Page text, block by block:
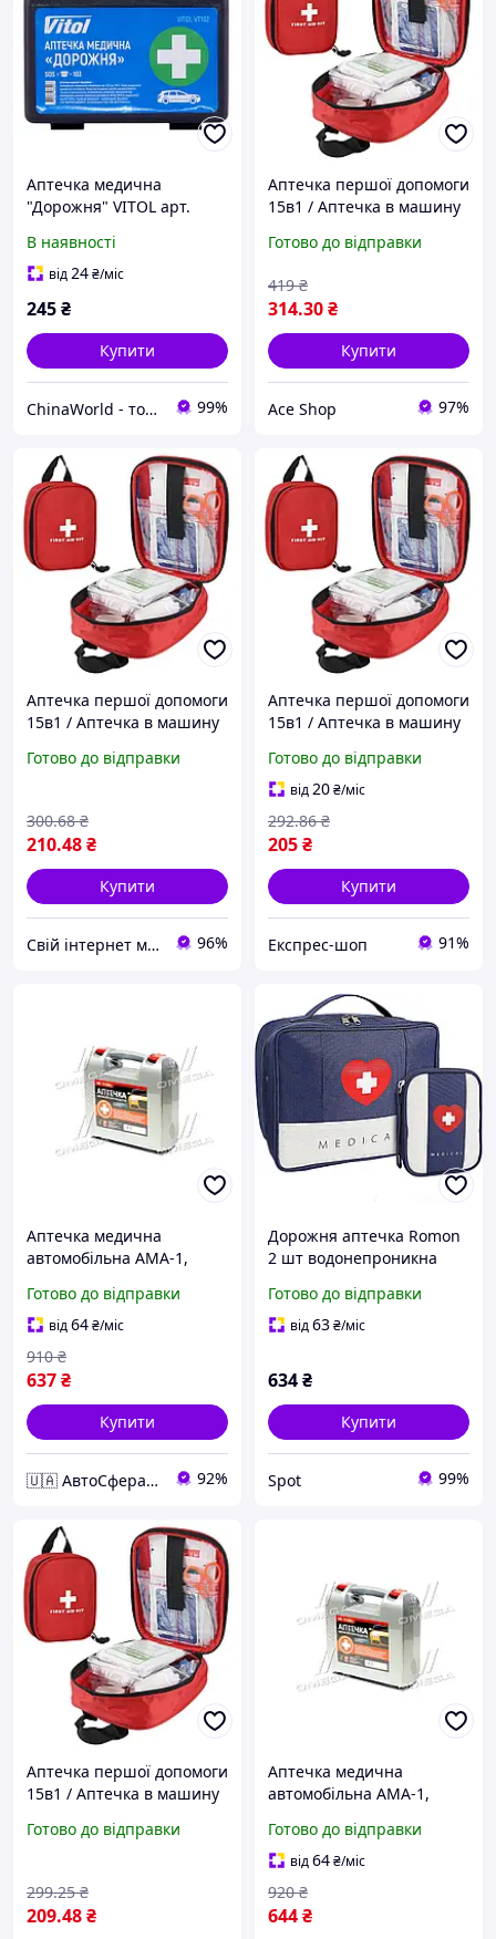
Аптечка медична
"Дорожня" VITOL арт.
В наявності
від24₴/міс
245₴
Купити
ChinaWorld - товари високої якості! 99%
Аптечка першої допомоги
15в1 / Аптечка в машину
Аптечка медична
Готово до відправки
314.30₴
419 ₴
Купити
Ace Shop 97%
Аптечка першої допомоги
15в1 / Аптечка в машину
Аптечка медична
Готово до відправки
210.48₴
300.68 ₴
Купити
Свій інтернет магазин 96%
Аптечка першої допомоги
15в1 / Аптечка в машину
Аптечка медична
Готово до відправки
від20₴/міс
205₴
292.86 ₴
Купити
Експрес-шоп 91%
Аптечка медична
автомобільна АМА-1,
(Дорожня Карта) код DK -
TY3961
Готово до відправки
від64₴/міс
637₴
910 ₴
Купити
🇺🇦 АвтоСфера 🇺🇦 92%
Дорожня аптечка Romon
2 шт водонепроникна
медичним органайзером
11х14 см синій бежевий
Готово до відправки
від63₴/міс
634₴
Купити
Spot 99%
Аптечка першої допомоги
15в1 / Аптечка в машину
Аптечка медична
Готово до відправки
209.48₴
299.25 ₴
Аптечка медична
автомобільна АМА-1,
(Дорожня Карта) код DK -
TY3961
Готово до відправки
від64₴/міс
644₴
920 ₴